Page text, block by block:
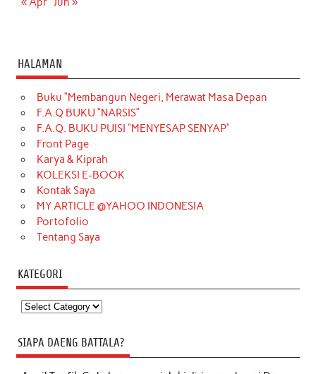
HALAMAN
Buku “Membangun Negeri, Merawat Masa Depan
F.A.Q BUKU “NARSIS”
F.A.Q. BUKU PUISI “MENYESAP SENYAP”
Front Page
Karya & Kiprah
KOLEKSI E-BOOK
Kontak Saya
MY ARTICLE @YAHOO INDONESIA
Portofolio
Tentang Saya
KATEGORI
Kategori
SIAPA DAENG BATTALA?